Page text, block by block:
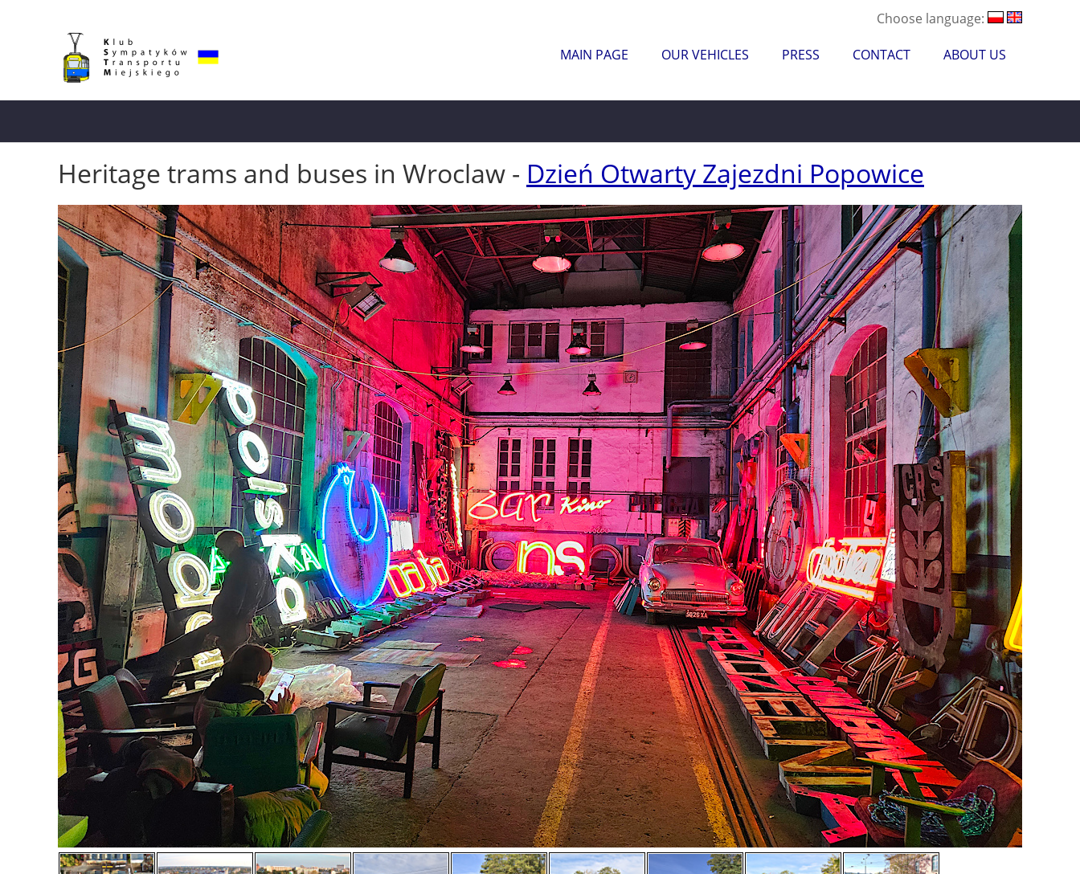
Choose language:
MAIN PAGE OUR VEHICLES PRESS CONTACT ABOUT US
Heritage trams and buses in Wroclaw - Dzień Otwarty Zajezdni Popowice